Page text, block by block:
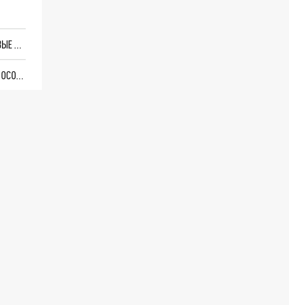
"ОЧЕНЬ ПЛОХИЕ НОВОСТИ": БОЛЬШАЯ ОШИБКА PALANTIR В РОССИИ. СТРАНЫ НАТО ВПЕРВЫЕ ЗА СВО ОСТАНОВИЛИ ПОСТАВКИ ОРУЖИЯ. ВСУ ТЕРЯЮТ ПРИГРАНИЧЬЕ?
"ТЕРПЕНИЕ ПУТИНА ЛОПНУЛО". РЕКОРДНЫЙ УДАР ПО КИЕВУ "ПЕРЕСЁК КРАСНЫЕ ЛИНИИ". ОСОБЫЕ СПЕЦЫ КНДР НА ЛБС? ТАЙНЫЕ ПЕРЕГОВОРЫ ЕВРОПЫ И МОСКВЫ